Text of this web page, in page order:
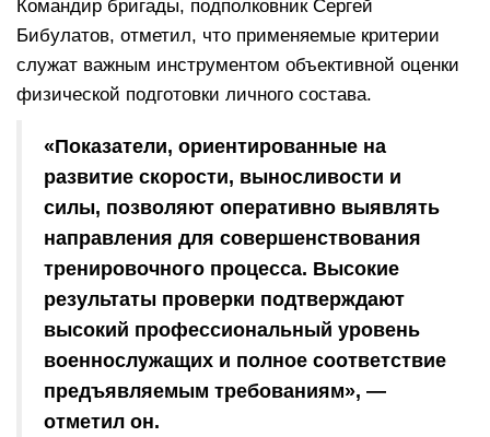
Командир бригады, подполковник Сергей
Бибулатов, отметил, что применяемые критерии
служат важным инструментом объективной оценки
физической подготовки личного состава.
«Показатели, ориентированные на
развитие скорости, выносливости и
силы, позволяют оперативно выявлять
направления для совершенствования
тренировочного процесса. Высокие
результаты проверки подтверждают
высокий профессиональный уровень
военнослужащих и полное соответствие
предъявляемым требованиям», —
отметил он.